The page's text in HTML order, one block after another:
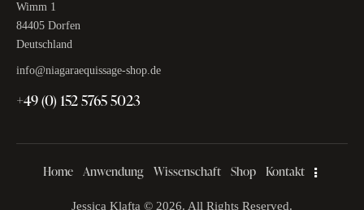
Wimm 1
84405 Dorfen
Deutschland
info@niagaraequissage-shop.de
+49 (0) 152 5765 5023
Home Anwendung Wissenschaft Shop Kontakt
Jessica Klafta © 2026. All Rights Reserved.